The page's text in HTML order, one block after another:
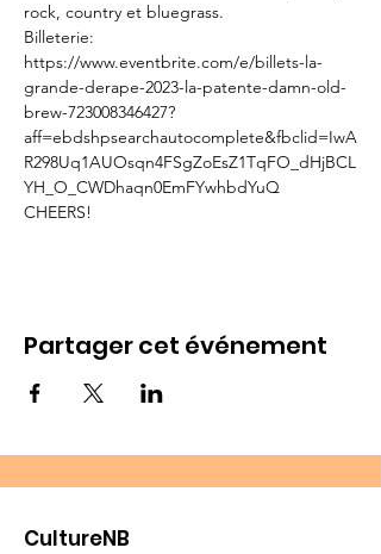
rock, country et bluegrass.
Billeterie:
https://www.eventbrite.com/e/billets-la-
grande-derape-2023-la-patente-damn-old-
brew-723008346427?
aff=ebdshpsearchautocomplete&fbclid=IwA
R298Uq1AUOsqn4FSgZoEsZ1TqFO_dHjBCL
YH_O_CWDhaqn0EmFYwhbdYuQ
CHEERS!
Partager cet événement
CultureNB